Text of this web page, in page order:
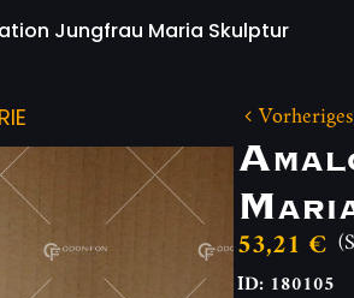
Jungfrau Maria Skulptur
53,21 €
ID: 180105